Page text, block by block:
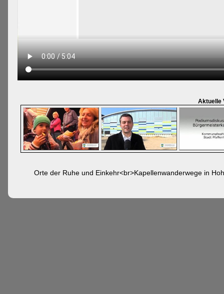
Aktuelle
Orte der Ruhe und Einkehr<br>Kapellenwanderwege in